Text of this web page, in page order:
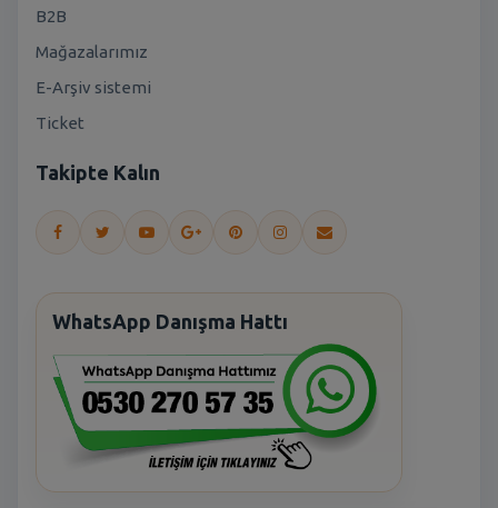
B2B
Mağazalarımız
E-Arşiv sistemi
Ticket
Takipte Kalın
WhatsApp Danışma Hattı